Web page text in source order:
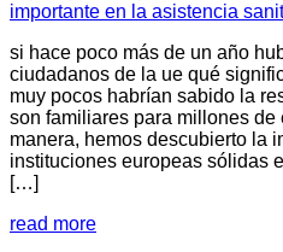
si hace poco más de un año
ciudadanos de la ue qué
muy pocos habrían sabido la
son familiares para millones de
manera, hemos descubierto la
instituciones europeas sólidas
[…]
read more